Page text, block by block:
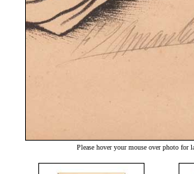
Please hover your mouse over photo for